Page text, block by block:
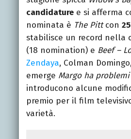
candidature e si afferma
nominata è The Pittcon
stabilisce un record nella
(18 nomination) e Beef –
Zendaya, Colman
emerge Margo ha
introducono alcune
premio per il film
varietà.